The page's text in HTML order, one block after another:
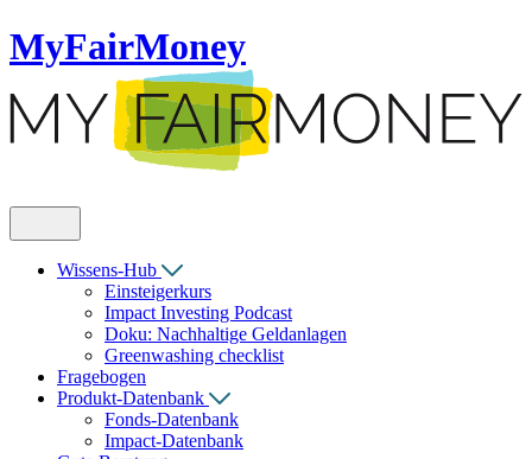
MyFairMoney
Wissens-Hub
Einsteigerkurs
Impact Investing Podcast
Doku: Nachhaltige Geldanlagen
Greenwashing checklist
Fragebogen
Produkt-Datenbank
Fonds-Datenbank
Impact-Datenbank